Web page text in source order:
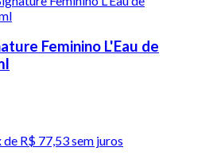
Feminino L'Eau de
de R$ 77,53 sem juros